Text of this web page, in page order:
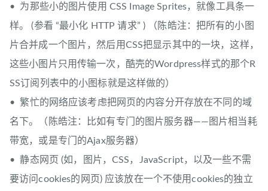
• 为那些小的图片使用 CSS Image Sprites，就像工具条一
样。 (参看 “最小化 HTTP 请求” ) （陈皓注：把所有的小图
片合并成一个图片，然后用CSS把显示其中的一块，这样，
这些小图片只用传输一次，酷壳的Wordpress样式的那个R
SS订阅列表中的小图标就是这样做的）
• 繁忙的网络应该考虑把网页的内容分开存放在不同的域
名下。（陈皓注：比如有专门的图片服务器——图片相当耗
带宽，或是专门的Ajax服务器）
• 静态网页 (如，图片，CSS，JavaScript，以及一些不需
要访问cookies的网页) 应该放在一个不使用cookies的独立